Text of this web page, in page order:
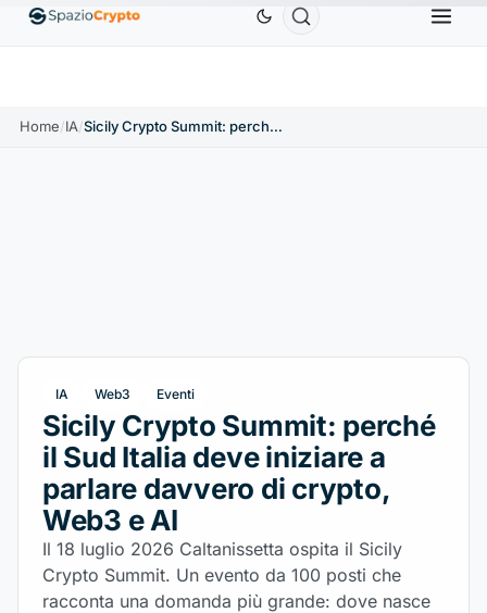
EthereumETH1.880,58 USD Tether USDT0,9991 USD BNB
Home/IA/ Sicily Crypto Summit: perché il Sud Italia deve iniziare a parlare davvero di crypto, Web3 e AI
IA Web3 Eventi
Sicily Crypto Summit: perché
il Sud Italia deve iniziare a
parlare davvero di crypto,
Web3 e AI
Il 18 luglio 2026 Caltanissetta ospita il Sicily
Crypto Summit. Un evento da 100 posti che
racconta una domanda più grande: dove nasce